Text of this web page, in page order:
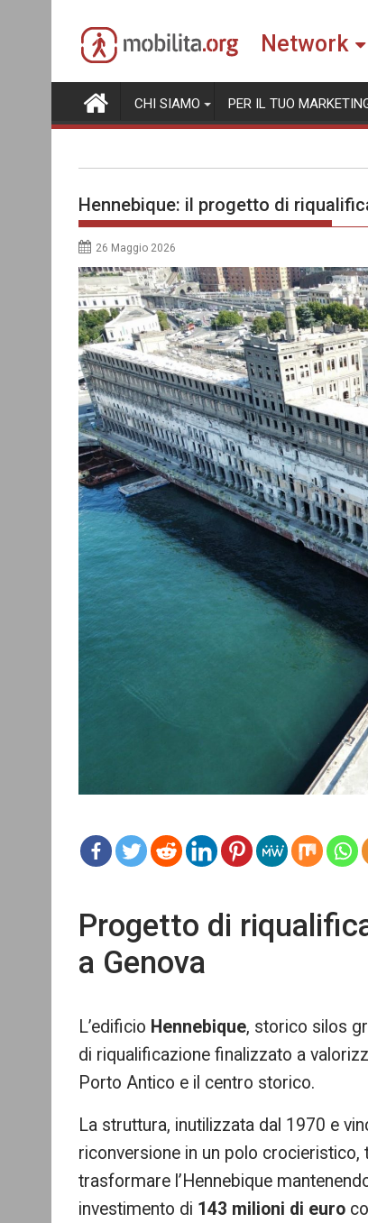
content
Network
CHI SIAMO PER IL TUO
Hennebique: il progetto di
26 Maggio 2026
Progetto di
a Genova
L’edificio Hennebique, storico silos
di riqualificazione finalizzato a
Porto Antico e il centro storico.
La struttura, inutilizzata dal 1970 e
riconversione in un polo crocieristico,
trasformare l’Hennebique
investimento di 143 milioni di euro